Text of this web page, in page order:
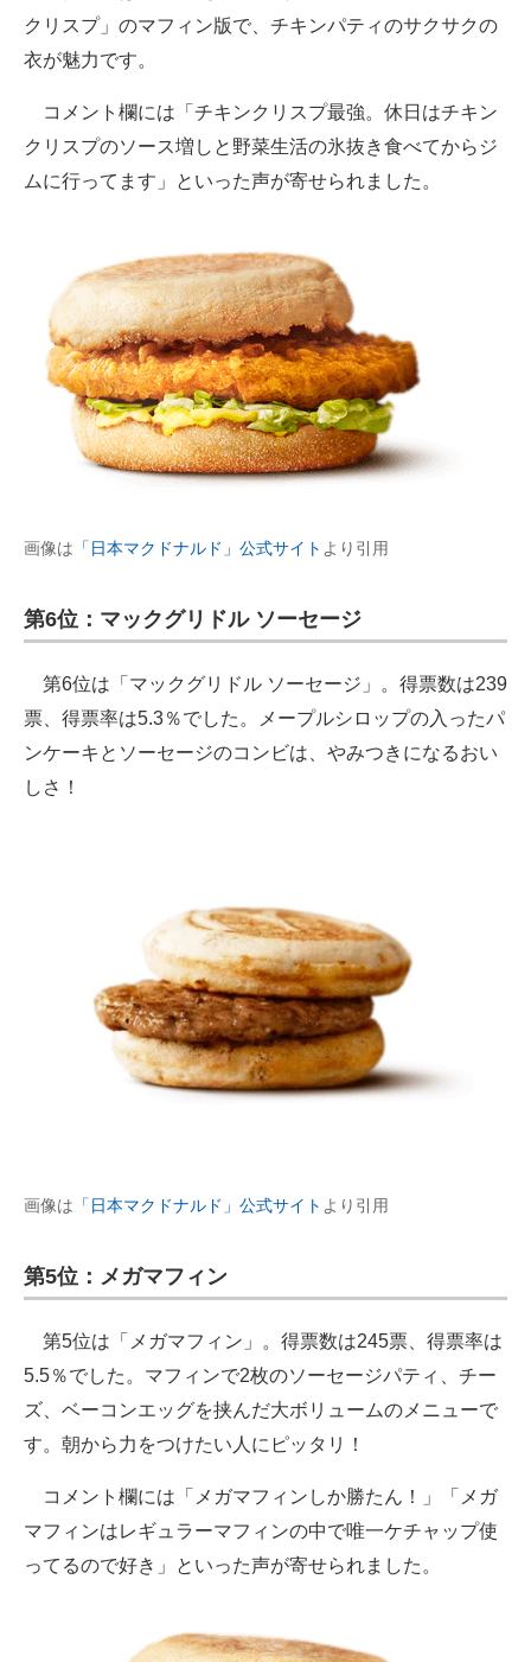
クリスプ」のマフィン版で、チキンパティのサクサクの
衣が魅力です。
コメント欄には「チキンクリスプ最強。休日はチキン
クリスプのソース増しと野菜生活の氷抜き食べてからジ
ムに行ってます」といった声が寄せられました。
画像は 「日本マクドナルド」公式サイト より引用
第6位：マックグリドル ソーセージ
第6位は「マックグリドル ソーセージ」。得票数は239
票、得票率は5.3％でした。メープルシロップの入ったパ
ンケーキとソーセージのコンビは、やみつきになるおい
しさ！
画像は 「日本マクドナルド」公式サイト より引用
第5位：メガマフィン
第5位は「メガマフィン」。得票数は245票、得票率は
5.5％でした。マフィンで2枚のソーセージパティ、チー
ズ、ベーコンエッグを挟んだ大ボリュームのメニューで
す。朝から力をつけたい人にピッタリ！
コメント欄には「メガマフィンしか勝たん！」「メガ
マフィンはレギュラーマフィンの中で唯一ケチャップ使
ってるので好き」といった声が寄せられました。